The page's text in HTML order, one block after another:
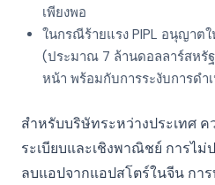
เพียงพอ
ในกรณีร้ายแรง PIPL อนุญาต
(ประมาณ 7 ล้านดอลลาร์สหรั
หน้า พร้อมกับการระงับการดำ
สำหรับบริษัทระหว่างประเทศ
ระเบียบและเชิงพาณิชย์ การไ
ลบแอปจากแอปสโตร์ในจีน กา